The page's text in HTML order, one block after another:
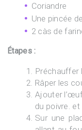
Coriandre
Une pincée
2 càs de
Étapes :
Préchauffer
Râper les
Ajouter
du poivre. et
Sur une